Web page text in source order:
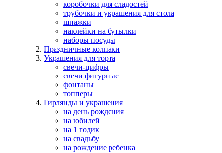
коробочки для сладостей
трубочки и украшения для стола
шпажки
наклейки на бутылки
наборы посуды
Праздничные колпаки
Украшения для торта
свечи-цифры
свечи фигурные
фонтаны
топперы
Гирлянды и украшения
на день рождения
на юбилей
на 1 годик
на свадьбу
на рождение ребенка